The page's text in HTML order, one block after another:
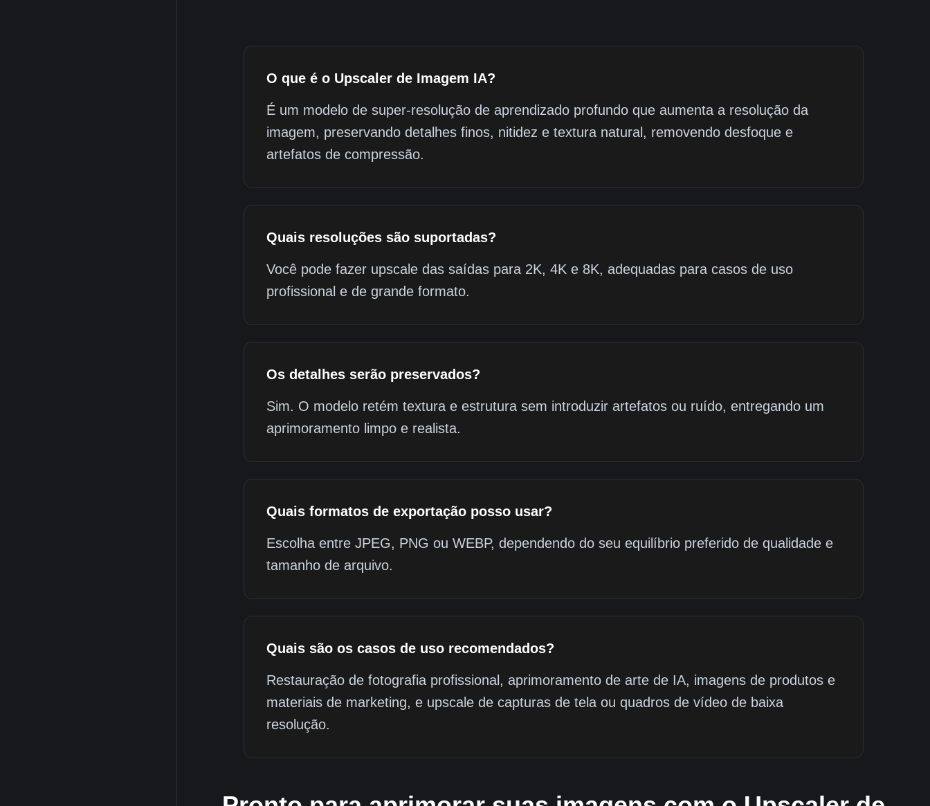
O que é o Upscaler de Imagem IA?
É um modelo de super-resolução de aprendizado profundo que aumenta a resolução da
imagem, preservando detalhes finos, nitidez e textura natural, removendo desfoque e
artefatos de compressão.
Quais resoluções são suportadas?
Você pode fazer upscale das saídas para 2K, 4K e 8K, adequadas para casos de uso
profissional e de grande formato.
Os detalhes serão preservados?
Sim. O modelo retém textura e estrutura sem introduzir artefatos ou ruído, entregando um
aprimoramento limpo e realista.
Quais formatos de exportação posso usar?
Escolha entre JPEG, PNG ou WEBP, dependendo do seu equilíbrio preferido de qualidade e
tamanho de arquivo.
Quais são os casos de uso recomendados?
Restauração de fotografia profissional, aprimoramento de arte de IA, imagens de produtos e
materiais de marketing, e upscale de capturas de tela ou quadros de vídeo de baixa
resolução.